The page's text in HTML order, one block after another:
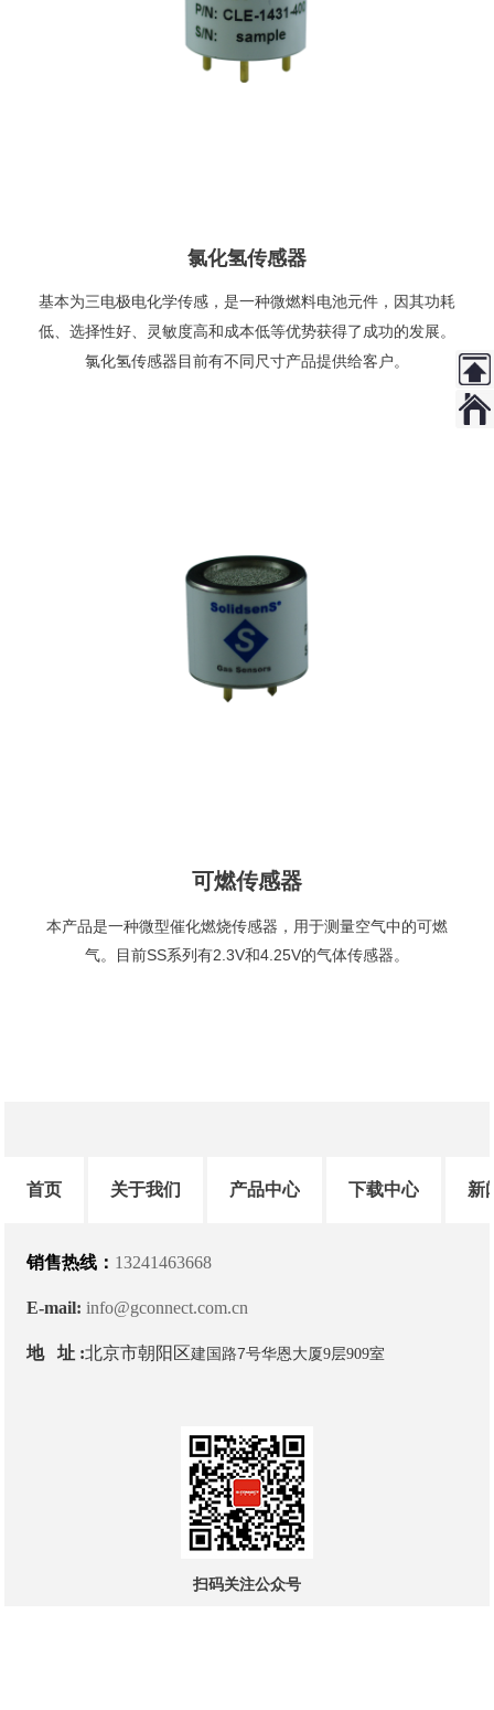
氯化氢传感器
基本为三电极电化学传感，是一种微燃料电池元件，因其功耗
低、选择性好、灵敏度高和成本低等优势获得了成功的发展。
氯化氢传感器目前有不同尺寸产品提供给客户。
可燃传感器
本产品是一种微型催化燃烧传感器，用于测量空气中的可燃
气。目前SS系列有2.3V和4.25V的气体传感器。
首页 关于我们 产品中心 下载中心 新
销售热线： 13241463668
E-mail:info@gconnect.com.cn
地 址 :北京市朝阳区建国路7号华恩大厦9层909室
扫码关注公众号